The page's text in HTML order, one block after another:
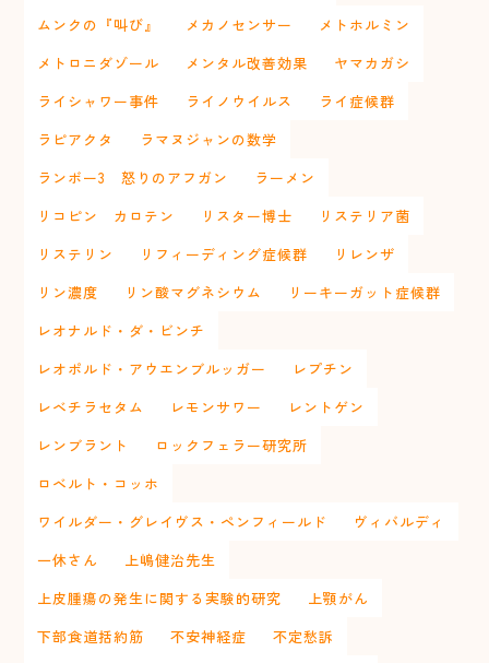
ムンクの『叫び』
メカノセンサー
メトホルミン
メトロニダゾール
メンタル改善効果
ヤマカガシ
ライシャワー事件
ライノウイルス
ライ症候群
ラピアクタ
ラマヌジャンの数学
ランボー3 怒りのアフガン
ラーメン
リコピン カロテン
リスター博士
リステリア菌
リステリン
リフィーディング症候群
リレンザ
リン濃度
リン酸マグネシウム
リーキーガット症候群
レオナルド・ダ・ビンチ
レオポルド・アウエンブルッガー
レプチン
レベチラセタム
レモンサワー
レントゲン
レンブラント
ロックフェラー研究所
ロベルト・コッホ
ワイルダー・グレイヴス・ペンフィールド
ヴィバルディ
一休さん
上嶋健治先生
上皮腫瘍の発生に関する実験的研究
上顎がん
下部食道括約筋
不安神経症
不定愁訴